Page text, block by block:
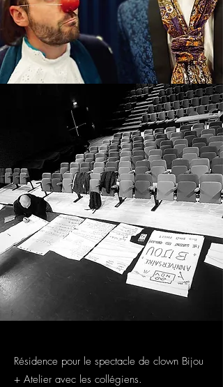
Résidence pour le spectacle de clown Bijou
+ Atelier avec les collégiens.